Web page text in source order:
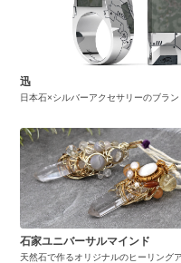
迅
日本石×シルバーアクセサリーのブラン
石家ユニバーサルマインド
天然石で作るオリジナルのヒーリング